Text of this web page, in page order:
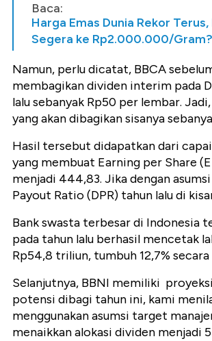
Baca:
Harga Emas Dunia Rekor
Segera ke Rp2.000.000/Gram?
Namun, perlu dicatat, BBCA
membagikan dividen interim pada
lalu sebanyak Rp50 per lembar.
yang akan dibagikan sisanya
Hasil tersebut didapatkan dari c
yang membuat Earning per Share
menjadi 444,83. Jika dengan
Payout Ratio (DPR) tahun lalu di
Bank swasta terbesar di Indonesia
pada tahun lalu berhasil mencetak
Rp54,8 triliun, tumbuh 12,7%
Selanjutnya, BBNI memiliki
potensi dibagi tahun ini, kami
menggunakan asumsi target
menaikkan alokasi dividen menjadi